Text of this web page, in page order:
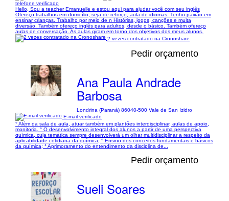
telefone verificado
Hello, Sou a teacher Emanuelle e estou aqui para ajudar você com seu inglês
Ofereço trabalhos em domicílio, seja de reforço, aula de idiomas. Tenho paixão em
ensinar crianças. Trabalho por meio de n Histórias, jogos, canções e muita
diversão. Também ofereço inglês para adultos, desde o básico. Também ofereço
aulas de conversação. As aulas giram em torno dos objetivos dos meus alunos.
2 vezes contratado na Cronoshare
Pedir orçamento
Ana Paula Andrade
Barbosa
Londrina (Paraná) 86040-500 Vale de San Izidro
E-mail verificado
° Além da sala de aula, atuar também em plantões interdisciplinar, aulas de apoio,
monitoria. ° O desenvolvimento integral dos alunos a partir de uma perspectiva
química, cuja temática sempre desenvolverá um olhar multidisciplinar a respeito da
aplicabilidade cotidiana da química; ° Ensino dos conceitos fundamentais e básicos
da química; ° Aprimoramento do entendimento da disciplina de...
Pedir orçamento
Sueli Soares